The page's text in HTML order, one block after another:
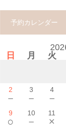
予約カレンダー
日
月 火
2
－
3
－
4
－
9
○
10
－
11
×